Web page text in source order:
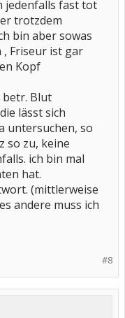
jedenfalls fast tot
trotzdem
bin aber sowas
, Friseur ist gar
Kopf
betr. Blut
lässt sich
untersuchen, so
so zu, keine
ich bin mal
hat.
(mittlerweise
andere muss ich
#8